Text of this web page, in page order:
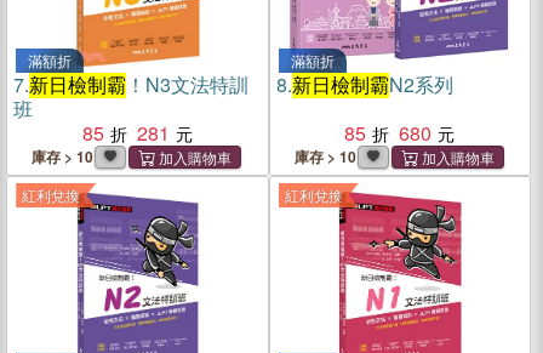
滿額折
7.新日檢制霸 ！N3文法特訓
班
85
281
庫存 > 10
滿額折
8.新日檢制霸N2系列
85
680
庫存 > 10
紅利兌換 紅利兌換